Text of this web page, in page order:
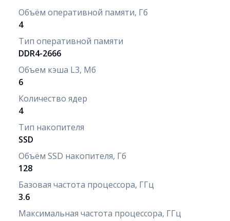
Объём оперативной памяти, Гб
4
Тип оперативной памяти
DDR4-2666
Объем кэша L3, Мб
6
Количество ядер
4
Тип накопителя
SSD
Объём SSD накопителя, Гб
128
Базовая частота процессора, ГГц
3.6
Максимальная частота процессора, ГГц